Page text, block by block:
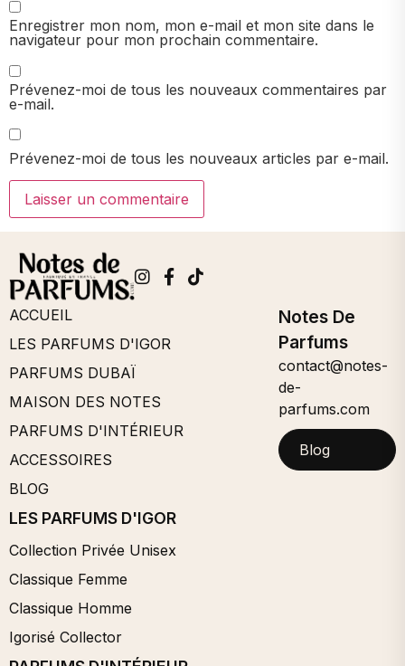
Enregistrer mon nom, mon e-mail et mon site dans le
navigateur pour mon prochain commentaire.
Prévenez-moi de tous les nouveaux commentaires par
e-mail.
Prévenez-moi de tous les nouveaux articles par e-mail.
ACCUEIL
LES PARFUMS D'IGOR
PARFUMS DUBAÏ
MAISON DES NOTES
PARFUMS D'INTÉRIEUR
ACCESSOIRES
BLOG
LES PARFUMS D'IGOR
Collection Privée Unisex
Classique Femme
Classique Homme
Igorisé Collector
Notes De
Parfums
contact@notes-
de-
parfums.com
Blog